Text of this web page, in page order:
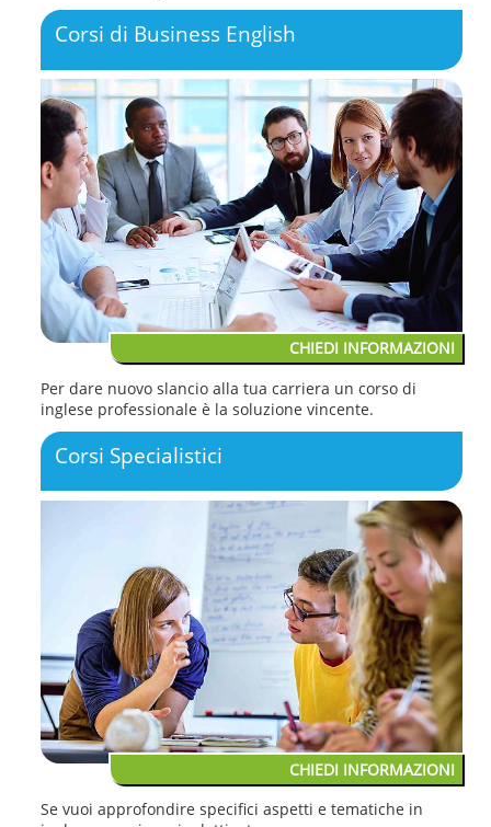
Corsi di Business English
CHIEDI INFORMAZIONI
Per dare nuovo slancio alla tua carriera un corso di
inglese professionale è la soluzione vincente.
Corsi Specialistici
CHIEDI INFORMAZIONI
Se vuoi approfondire specifici aspetti e tematiche in